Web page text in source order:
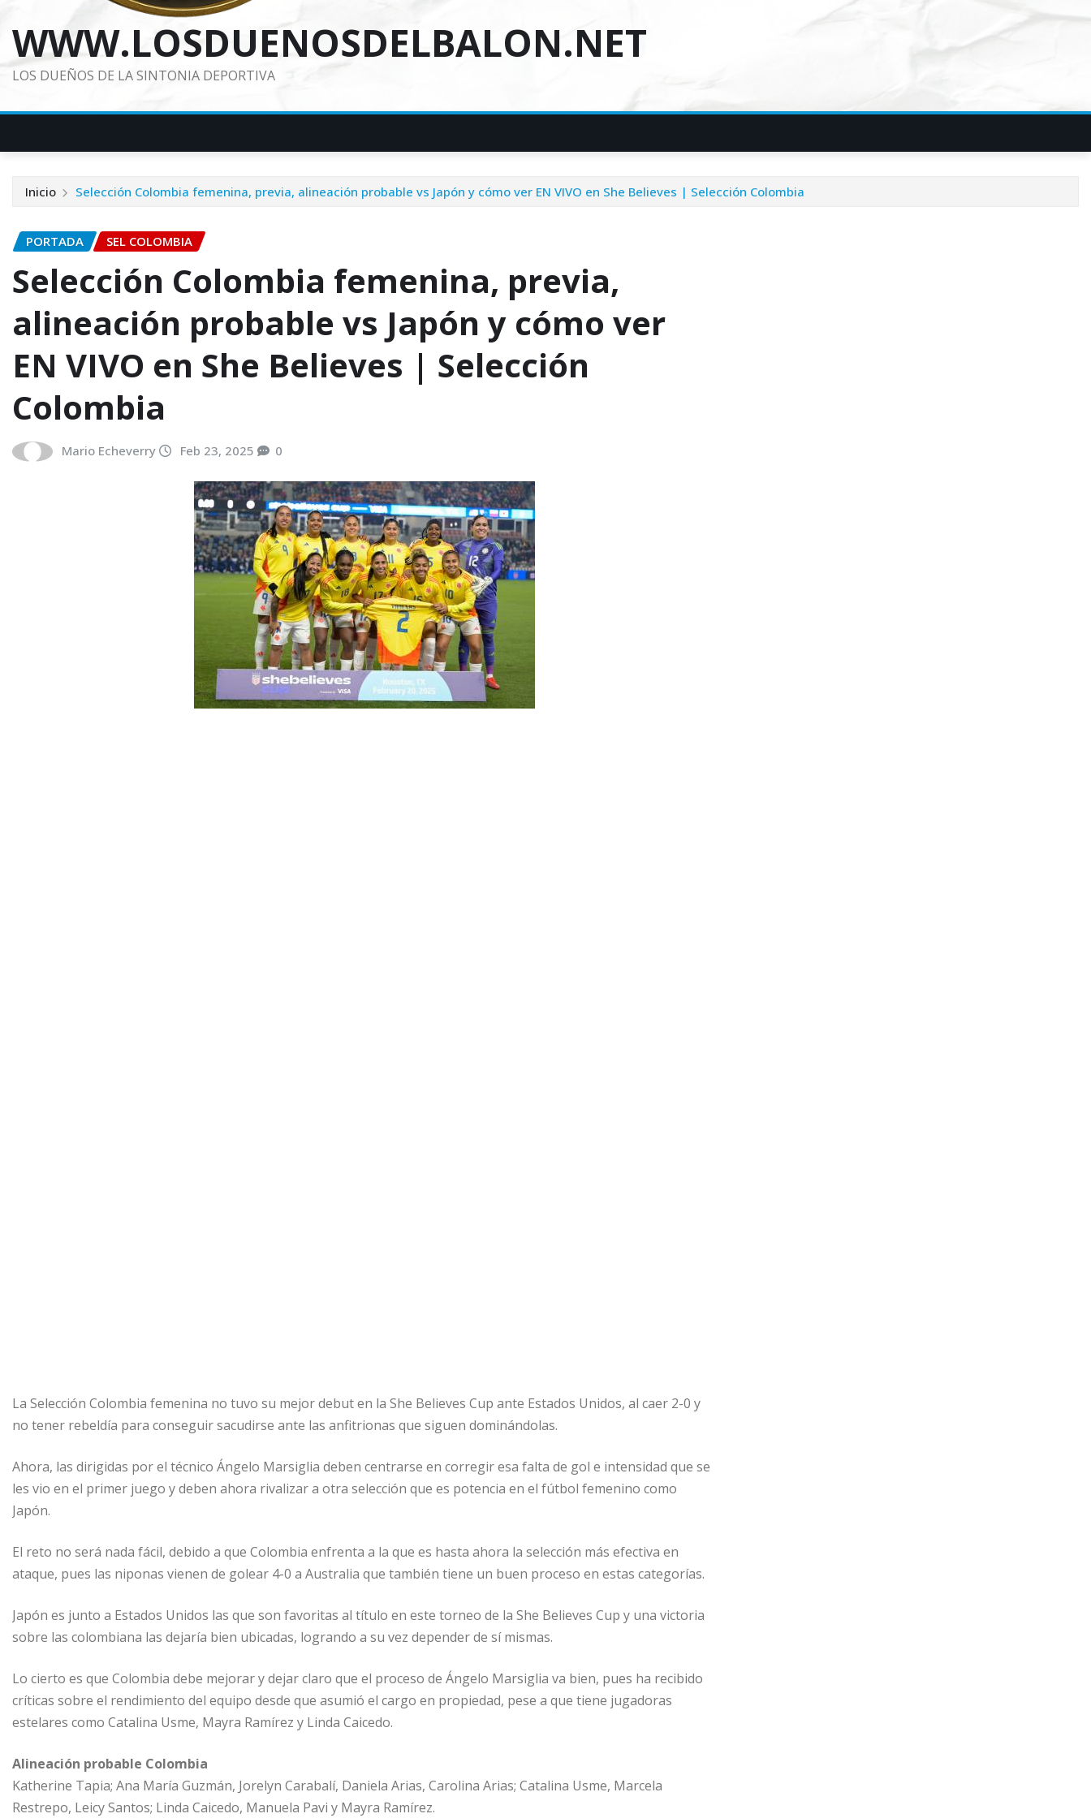
WWW.LOSDUENOSDELBALON.NET
LOS DUEÑOS DE LA SINTONIA DEPORTIVA
Inicio Selección Colombia femenina, previa, alineación probable vs Japón y cómo ver EN VIVO en She Believes | Selección Colombia
PORTADA SEL COLOMBIA
Selección Colombia femenina, previa,
alineación probable vs Japón y cómo ver
EN VIVO en She Believes | Selección
Colombia
Mario Echeverry Feb 23, 2025 0
La Selección Colombia femenina no tuvo su mejor debut en la She Believes Cup ante Estados Unidos, al caer 2-0 y
no tener rebeldía para conseguir sacudirse ante las anfitrionas que siguen dominándolas.
Ahora, las dirigidas por el técnico Ángelo Marsiglia deben centrarse en corregir esa falta de gol e intensidad que se
les vio en el primer juego y deben ahora rivalizar a otra selección que es potencia en el fútbol femenino como
Japón.
El reto no será nada fácil, debido a que Colombia enfrenta a la que es hasta ahora la selección más efectiva en
ataque, pues las niponas vienen de golear 4-0 a Australia que también tiene un buen proceso en estas categorías.
Japón es junto a Estados Unidos las que son favoritas al título en este torneo de la She Believes Cup y una victoria
sobre las colombiana las dejaría bien ubicadas, logrando a su vez depender de sí mismas.
Lo cierto es que Colombia debe mejorar y dejar claro que el proceso de Ángelo Marsiglia va bien, pues ha recibido
críticas sobre el rendimiento del equipo desde que asumió el cargo en propiedad, pese a que tiene jugadoras
estelares como Catalina Usme, Mayra Ramírez y Linda Caicedo.
Alineación probable Colombia
Katherine Tapia; Ana María Guzmán, Jorelyn Carabalí, Daniela Arias, Carolina Arias; Catalina Usme, Marcela
Restrepo, Leicy Santos; Linda Caicedo, Manuela Pavi y Mayra Ramírez.